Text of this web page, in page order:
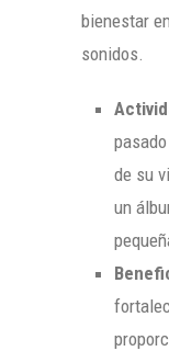
bienestar
sonidos.
de su
un